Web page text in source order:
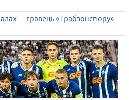
— гравець «Трабзонспору»